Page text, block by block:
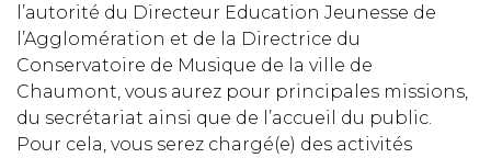
l’autorité du Directeur Education Jeunesse de
l’Agglomération et de la Directrice du
Conservatoire de Musique de la ville de
Chaumont, vous aurez pour principales missions,
du secrétariat ainsi que de l’accueil du public.
Pour cela, vous serez chargé(e) des activités